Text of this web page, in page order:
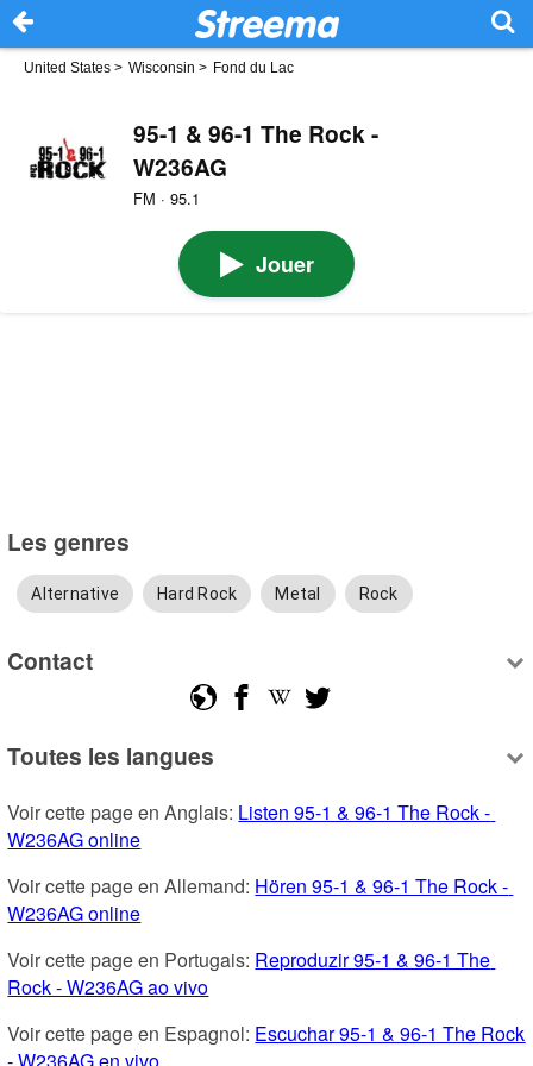
United States > Wisconsin > Fond du Lac
95-1 & 96-1 The Rock -
W236AG
FM · 95.1
Jouer
Les genres
Alternative Hard Rock Metal Rock
Contact
Toutes les langues
Voir cette page en Anglais: Listen 95-1 & 96-1 The Rock -
W236AG online
Voir cette page en Allemand: Hören 95-1 & 96-1 The Rock -
W236AG online
Voir cette page en Portugais: Reproduzir 95-1 & 96-1 The
Rock - W236AG ao vivo
Voir cette page en Espagnol: Escuchar 95-1 & 96-1 The Rock
- W236AG en vivo